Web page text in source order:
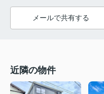
メールで共有する
近隣の物件